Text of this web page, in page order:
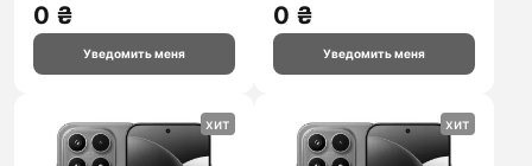
0 ₴
Уведомить меня
0 ₴
Уведомить меня
хит хит